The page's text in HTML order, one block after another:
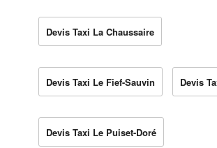
Devis Taxi La Chaussaire
Devis Taxi Le Fief-Sauvin Devis
Devis Taxi Le Puiset-Doré